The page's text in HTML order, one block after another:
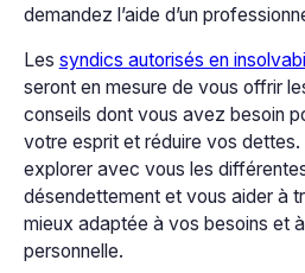
demandez l’aide d’un
Les syndics autorisés en
seront en mesure de vous offrir
conseils dont vous avez besoin
votre esprit et réduire vos
explorer avec vous les
désendettement et vous aider à
mieux adaptée à vos besoins et
personnelle.